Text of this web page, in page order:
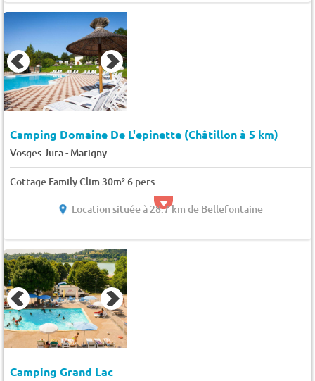
Camping Domaine De L'epinette (Châtillon à 5 km)
Vosges Jura- Marigny
Cottage Family Clim 30m² 6 pers.
Location située à 28.7 km de Bellefontaine
Camping Grand Lac